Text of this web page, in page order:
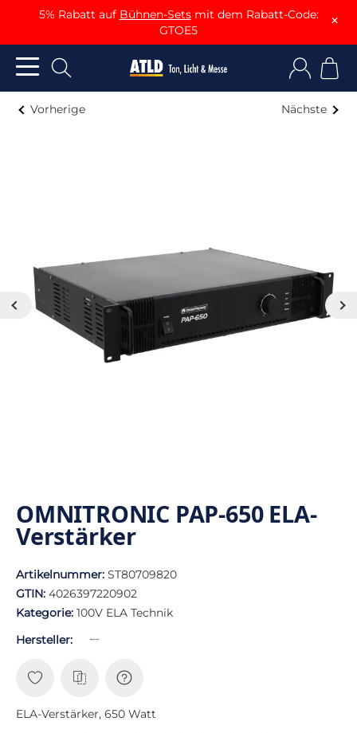
5% Rabatt auf Bühnen-Setsmit dem Rabatt-Code:
GTOE5
×
Vorherige Nächste
OMNITRONIC PAP-650 ELA-
Verstärker
Artikelnummer: ST80709820
GTIN: 4026397220902
Kategorie: 100V ELA Technik
Hersteller:
ELA-Verstärker, 650 Watt